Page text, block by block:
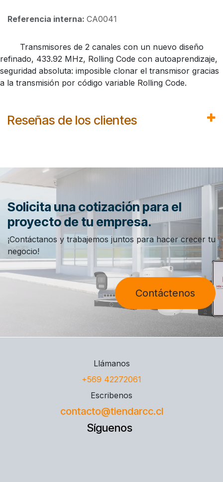
Referencia interna: CA0041
​Transmisores de 2 canales con un nuevo diseño
refinado, 433.92 MHz, Rolling Code con autoaprendizaje,
seguridad absoluta: imposible clonar el transmisor gracias
a la transmisión por código variable Rolling Code.
Reseñas de los clientes
Solicita una cotización para el
proyecto de tu empresa.
¡Contáctanos y trabajemos juntos para hacer crecer tu
negocio!
Contáctenos
Llámanos
+569 42272061
Escribenos
contacto@tiendarcc.cl
Síguenos